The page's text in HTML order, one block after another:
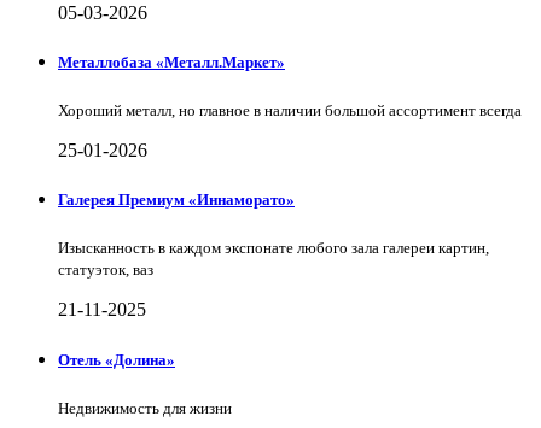
05-03-2026
Металлобаза «Металл.Маркет»
Хороший металл, но главное в наличии большой ассортимент всегда
25-01-2026
Галерея Премиум «Иннаморато»
Изысканность в каждом экспонате любого зала галереи картин,
статуэток, ваз
21-11-2025
Отель «Долина»
Недвижимость для жизни